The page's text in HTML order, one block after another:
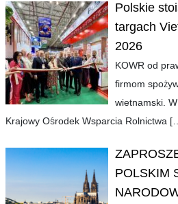
Polskie
targach
2026
KOWR od
firmom
wietnamski.
Krajowy Ośrodek Wsparcia Rolnictwa
POLSKIM